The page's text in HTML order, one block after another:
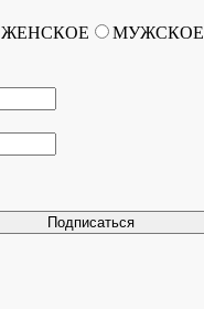
Подписаться
ЖЕНСКОЕ МУЖСКОЕ